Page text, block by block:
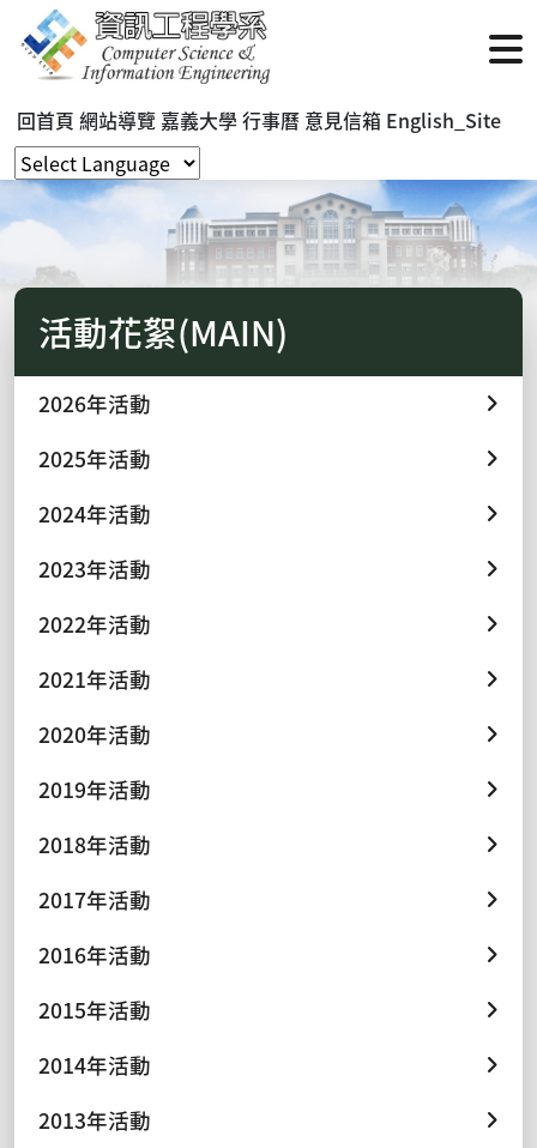
回首頁 網站導覽 嘉義大學行事曆 意見信箱 English_Site
活動花絮(MAIN)
2026年活動
2025年活動
2024年活動
2023年活動
2022年活動
2021年活動
2020年活動
2019年活動
2018年活動
2017年活動
2016年活動
2015年活動
2014年活動
2013年活動